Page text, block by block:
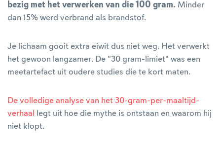
bezig met het verwerken van die 100 gram. Minder
dan 15% werd verbrand als brandstof.
Je lichaam gooit extra eiwit dus niet weg. Het verwerkt
het gewoon langzamer. De "30 gram-limiet" was een
meetartefact uit oudere studies die te kort maten.
De volledige analyse van het 30-gram-per-maaltijd-
verhaal
legt uit hoe die mythe is ontstaan en waarom hij
niet klopt.